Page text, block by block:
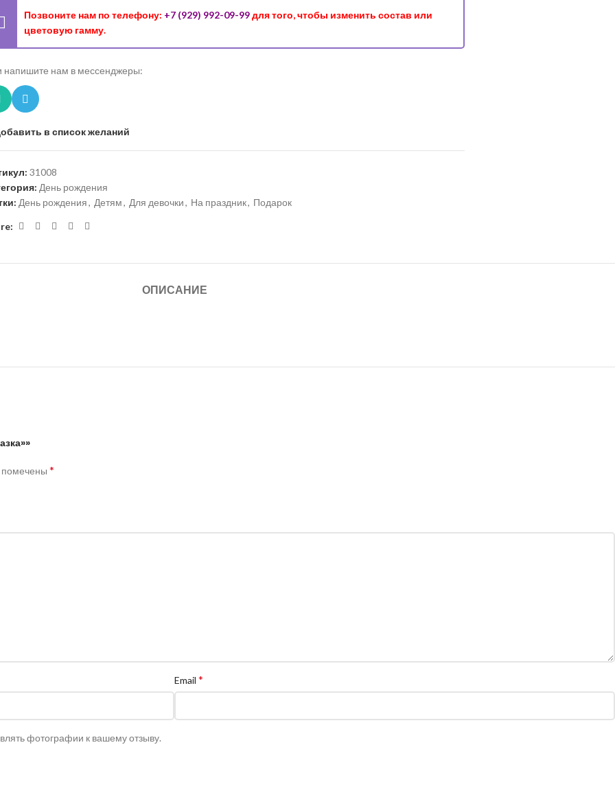
Позвоните нам по телефону: +7 (929) 992-09-99для того, чтобы изменить состав или
цветовую гамму.
напишите нам в мессенджеры:
в список желаний
31008
День рождения
День рождения, Детям, Для девочки, На праздник, Подарок
ОПИСАНИЕ
помечены *
Email *
фотографии к вашему отзыву.